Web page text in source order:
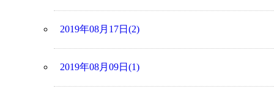
2019年08月17日(2)
2019年08月09日(1)